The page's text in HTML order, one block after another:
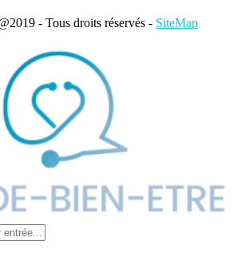
- Tous droits réservés - SiteMap